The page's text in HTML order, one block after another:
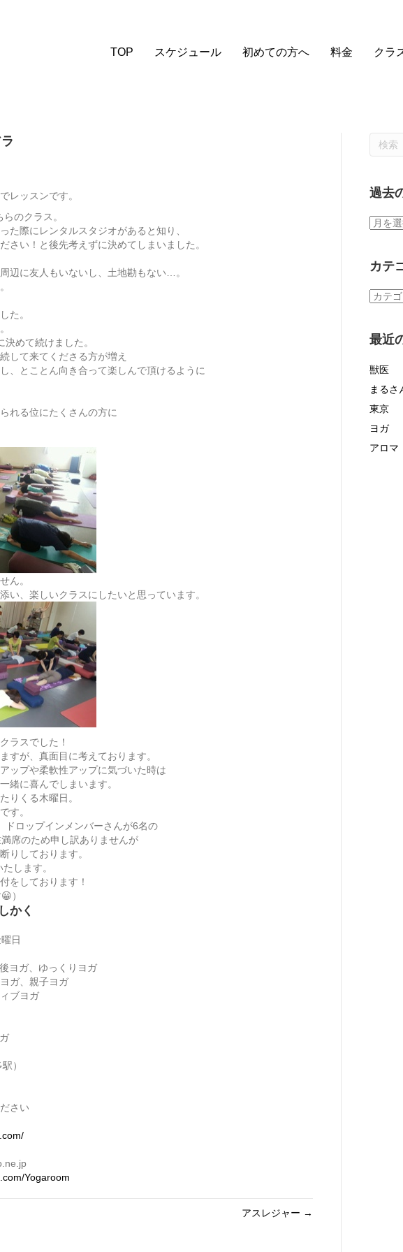
TOP スケジュール 初めての方へ 料金 クラ
レッスンです。
のクラス。
た際にレンタルスタジオがあると知り、
さい！と後先考えずに決めてしまいました。
辺に友人もいないし、土地勘もない…。
た。
めて続けました。
して来てくださる方が増え
、とことん向き合って楽しんで頂けるように
れる位にたくさんの方に
ん。
い、楽しいクラスにしたいと思っています。
ラスでした！
すが、真面目に考えております。
ップや柔軟性アップに気づいた時は
緒に喜んでしまいます。
りくる木曜日。
す。
ドロップインメンバーさんが6名の
席のため申し訳ありませんが
りしております。
します。
をしております！
）
かく
日
ヨガ、ゆっくりヨガ
ガ、親子ヨガ
ブヨガ
）
さい
Yogaroom
アスレジャー →
過去
過
記
カテ
カ
リ
最近
獣医
まるさ
東京
ヨガ
アロマ